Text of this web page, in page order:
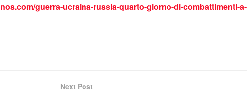
guerra-ucraina-russia-quarto-giorno-di-combattimenti-a-
Next Post